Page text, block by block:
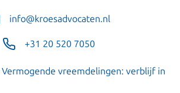
info@kroesadvocaten.nl
+31 20 520 7050
Vermogende vreemdelingen: verblijf in